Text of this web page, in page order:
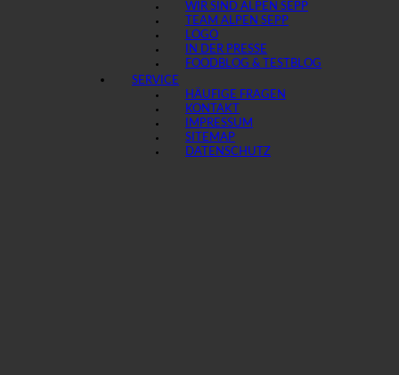
WIR SIND ALPEN SEPP
TEAM ALPEN SEPP
LOGO
IN DER PRESSE
FOODBLOG & TESTBLOG
SERVICE
HÄUFIGE FRAGEN
KONTAKT
IMPRESSUM
SITEMAP
DATENSCHUTZ